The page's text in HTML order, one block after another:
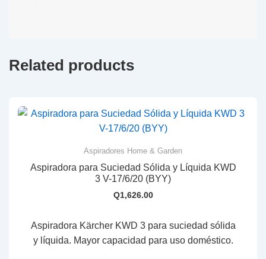
Related products
Aspiradores Home & Garden
Aspiradora para Suciedad Sólida y Líquida KWD
3 V-17/6/20 (BYY)
Q1,626.00
Aspiradora Kärcher KWD 3 para suciedad sólida
y líquida. Mayor capacidad para uso doméstico.